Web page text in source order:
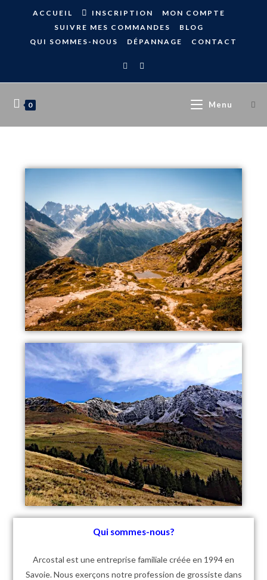
ACCUEIL INSCRIPTION
MON COMPTE
SUIVRE MES COMMANDES
BLOG
QUI SOMMES-NOUS
DÉPANNAGE CONTACT
0 Menu
Qui sommes-nous?
Arcostal est une entreprise familiale créée en 1994 en
Savoie. Nous exerçons notre profession de grossiste dans